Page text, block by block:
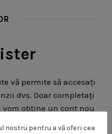
vă permite să accesați
dvs. Doar completați
obține un cont nou
nostru pentru a vă oferi cea